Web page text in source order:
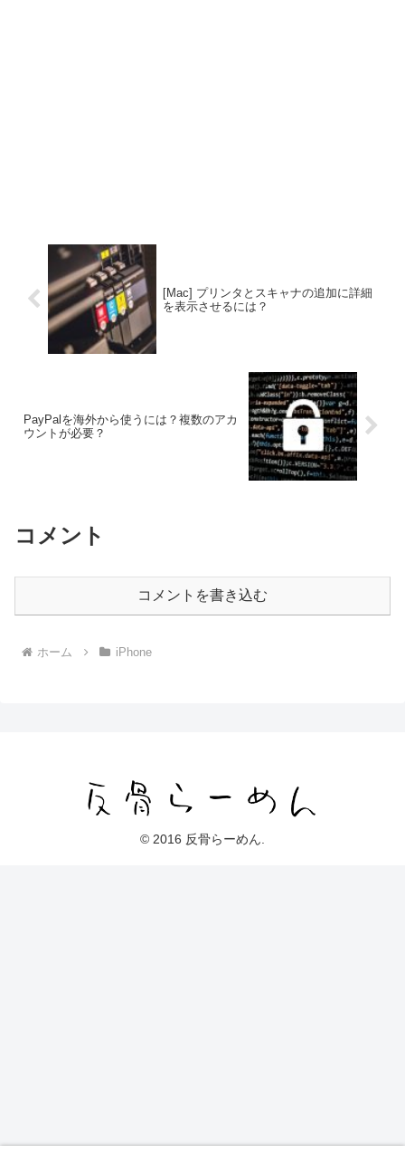
[Mac] プリンタとスキャナの追加に詳細
を表示させるには？
PayPalを海外から使うには？複数のアカ
ウントが必要？
コメント
コメントを書き込む
ホーム iPhone
© 2016 反骨らーめん.